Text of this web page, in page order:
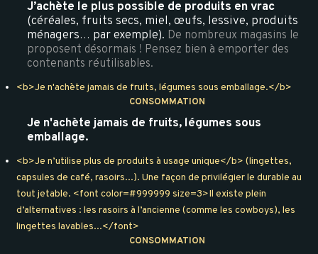
J’achète le plus possible de produits en vrac
(céréales, fruits secs, miel, œufs, lessive, produits
ménagers… par exemple). De nombreux magasins le
proposent désormais ! Pensez bien à emporter des
contenants réutilisables.
<b>Je n'achète jamais de fruits, légumes sous emballage.</b>
CONSOMMATION
Je n'achète jamais de fruits, légumes sous
emballage.
<b>Je n’utilise plus de produits à usage unique</b> (lingettes,
capsules de café, rasoirs...). Une façon de privilégier le durable au
tout jetable. <font color=#999999 size=3>Il existe plein
d’alternatives : les rasoirs à l’ancienne (comme les cowboys), les
lingettes lavables...</font>
CONSOMMATION